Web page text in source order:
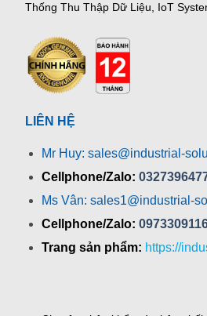
Thống Thu Thập Dữ Liệu, IoT
LIÊN HỆ
Mr Huy: sales@industrial-
Cellphone/Zalo:
Ms Vân: sales1@industrial-
Cellphone/Zalo:
Trang sản phẩm: https://